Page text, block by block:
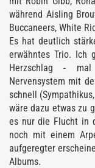
während Aisling
Buccaneers, White
Es hat deutlich
erwähntes Trio. Ich
Herzschlag -
Nervensystem mit
schnell
wäre dazu etwas zu
es nur die Flucht in
noch mit einem
aufgeregter
Albums.